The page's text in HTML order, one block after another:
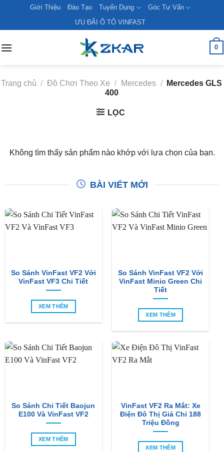
content
Giới Thiệu Đào Tạo Tuyển Dụng
Góc Tư Vấn
ƯU ĐÃI Ô TÔ VINFAST
0
Trang chủ / Đồ Chơi Theo Xe / Mercedes /
Mercedes GLS
400
LỌC
Không tìm thấy sản phẩm nào khớp với lựa chọn của bạn.
BÀI VIẾT MỚI
So Sánh VinFast VF2 Với
VinFast VF3 Chi Tiết
XEM THÊM
So Sánh VinFast VF2 Với
VinFast Minio Green Chi
Tiết
XEM THÊM
So Sánh Chi Tiết Baojun
E100 Và VinFast VF2
XEM THÊM
VinFast VF2 Ra Mắt: Xe
Điện Đô Thị Giá Chỉ 188
Triệu Đồng
XEM THÊM